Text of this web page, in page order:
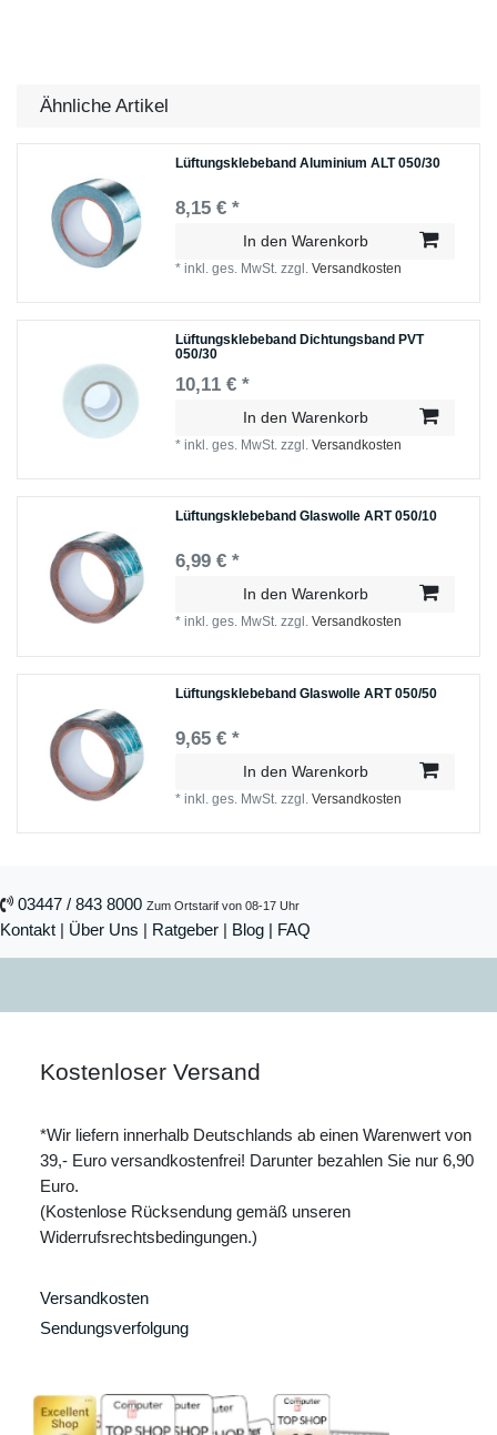
Ähnliche Artikel
Lüftungsklebeband Aluminium ALT 050/30
8,15 € *
In den Warenkorb
*inkl. ges. MwSt. zzgl.Versandkosten
Lüftungsklebeband Dichtungsband PVT
050/30
10,11 € *
In den Warenkorb
*inkl. ges. MwSt. zzgl.Versandkosten
Lüftungsklebeband Glaswolle ART 050/10
6,99 € *
In den Warenkorb
*inkl. ges. MwSt. zzgl.Versandkosten
Lüftungsklebeband Glaswolle ART 050/50
9,65 € *
In den Warenkorb
*inkl. ges. MwSt. zzgl.Versandkosten
03447 / 843 8000 Zum Ortstarif von 08-17 Uhr
Kontakt | Über Uns | Ratgeber | Blog | FAQ
Kostenloser Versand
*Wir liefern innerhalb Deutschlands ab einen Warenwert von
39,- Euro versandkostenfrei! Darunter bezahlen Sie nur 6,90
Euro.
(Kostenlose Rücksendung gemäß unseren
Widerrufsrechtsbedingungen.)
Versandkosten
Sendungsverfolgung